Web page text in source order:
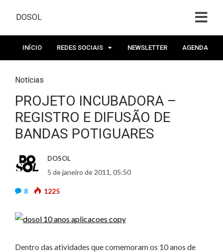
DOSOL
INÍCIO REDES SOCIAIS NEWSLETTER AGENDA
Notícias
PROJETO INCUBADORA –
REGISTRO E DIFUSÃO DE
BANDAS POTIGUARES
DOSOL
5 de janeiro de 2011, 05:50
8 1225
Dentro das atividades que comemoram os 10 anos de